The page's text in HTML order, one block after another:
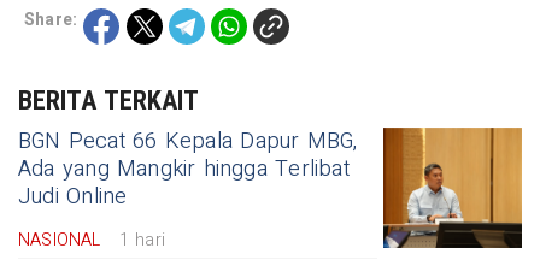
Share:
BERITA TERKAIT
BGN Pecat 66 Kepala Dapur MBG,
Ada yang Mangkir hingga Terlibat
Judi Online
NASIONAL 1 hari